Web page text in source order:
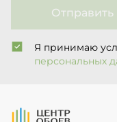
Отправить
Я принимаю
персональных
На Главную